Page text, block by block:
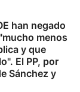
han negado
menos
y que
El PP, por
Sánchez y